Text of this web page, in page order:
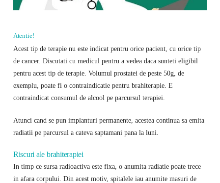
Atentie!
Acest tip de terapie nu este indicat pentru orice pacient, cu orice tip
de cancer. Discutati cu medicul pentru a vedea daca sunteti eligibil
pentru acest tip de terapie. Volumul prostatei de peste 50g, de
exemplu, poate fi o contraindicatie pentru brahiterapie. E
contraindicat consumul de alcool pe parcursul terapiei.
Atunci cand se pun implanturi permanente, acestea continua sa emita
radiatii pe parcursul a cateva saptamani pana la luni.
Riscuri ale brahiterapiei
In timp ce sursa radioactiva este fixa, o anumita radiatie poate trece
in afara corpului. Din acest motiv, spitalele iau anumite masuri de